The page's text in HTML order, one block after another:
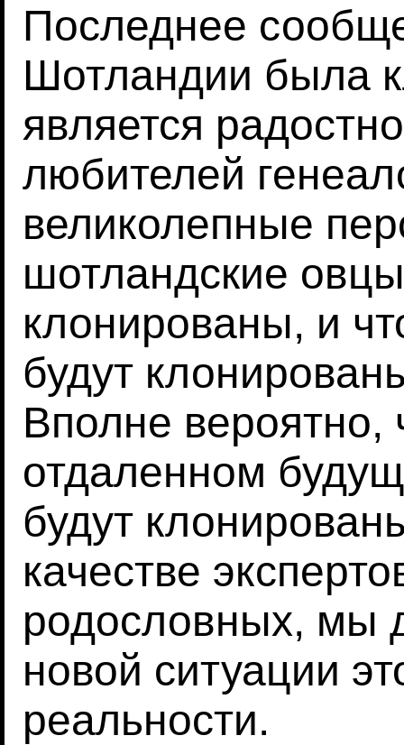
Последнее
Шотландии была
является
любителей
великолепные
шотландские
клонированы, и
будут
Вполне
отдаленном
будут
качестве
родословных, мы
новой ситуации
реальности.